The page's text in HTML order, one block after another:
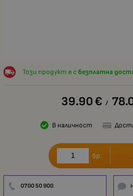
Този продукт е с безплатна
39.90 € /
В наличност
бр.
0700 50 900